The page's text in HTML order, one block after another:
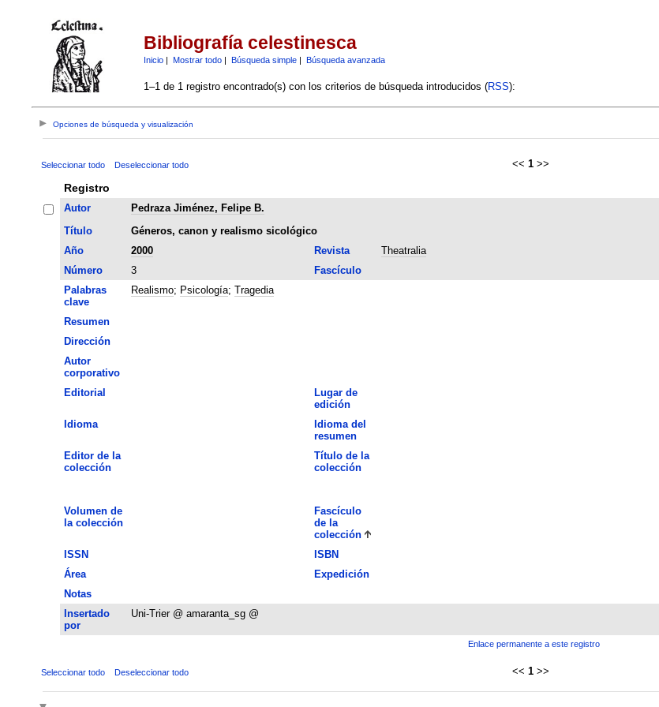
Bibliografía celestinesca
Inicio| Mostrar todo| Búsqueda simple| Búsqueda avanzada
1–1 de 1 registro encontrado(s) con los criterios de búsqueda introducidos (RSS):
Opciones de búsqueda y visualización
Seleccionar todo Deseleccionar todo << 1 >>
Registro
Autor
Pedraza Jiménez, Felipe B.
Título
Géneros, canon y realismo sicológico
Año
2000 Revista Theatralia
Número
3 Fascículo
Palabras
clave
Realismo; Psicología; Tragedia
Resumen
Dirección
Autor
corporativo
Editorial
Lugar de
edición
Idioma
Idioma del
resumen
Editor de la
colección
Título de la
colección
Volumen de
la colección
Fascículo
de la
colección
ISSN ISBN
Área
Expedición
Notas
Insertado
por
Uni-Trier @ amaranta_sg @
Enlace permanente a este registro
Seleccionar todo Deseleccionar todo << 1 >>